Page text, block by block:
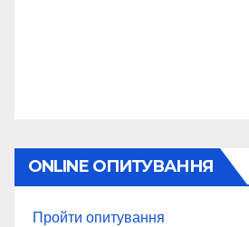
ONLINE ОПИТУВАННЯ
Пройти опитування